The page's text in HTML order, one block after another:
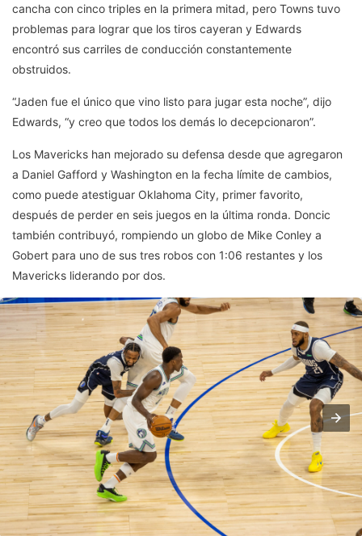
cancha con cinco triples en la primera mitad, pero Towns tuvo
problemas para lograr que los tiros cayeran y Edwards
encontró sus carriles de conducción constantemente
obstruidos.
“Jaden fue el único que vino listo para jugar esta noche”, dijo
Edwards, “y creo que todos los demás lo decepcionaron”.
Los Mavericks han mejorado su defensa desde que agregaron
a Daniel Gafford y Washington en la fecha límite de cambios,
como puede atestiguar Oklahoma City, primer favorito,
después de perder en seis juegos en la última ronda. Doncic
también contribuyó, rompiendo un globo de Mike Conley a
Gobert para uno de sus tres robos con 1:06 restantes y los
Mavericks liderando por dos.